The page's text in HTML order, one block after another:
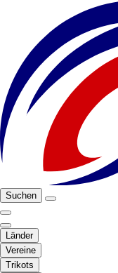
Suchen
Länder
Vereine
Trikots